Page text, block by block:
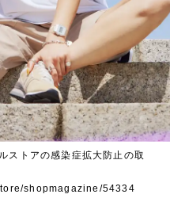
ストアの感染症拡大防止の取
shopmagazine/54334